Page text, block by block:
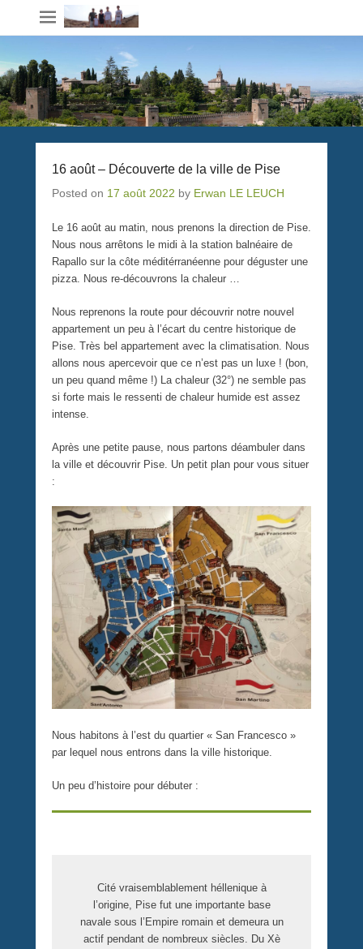
16 août – Découverte de la ville de Pise
Posted on 17 août 2022 by Erwan LE LEUCH
Le 16 août au matin, nous prenons la direction de Pise.
Nous nous arrêtons le midi à la station balnéaire de
Rapallo sur la côte méditérranéenne pour déguster une
pizza. Nous re-découvrons la chaleur …
Nous reprenons la route pour découvrir notre nouvel
appartement un peu à l’écart du centre historique de
Pise. Très bel appartement avec la climatisation. Nous
allons nous apercevoir que ce n’est pas un luxe ! (bon,
un peu quand même !) La chaleur (32°) ne semble pas
si forte mais le ressenti de chaleur humide est assez
intense.
Après une petite pause, nous partons déambuler dans
la ville et découvrir Pise. Un petit plan pour vous situer
:
Nous habitons à l’est du quartier « San Francesco »
par lequel nous entrons dans la ville historique.
Un peu d’histoire pour débuter :
Cité vraisemblablement héllenique à
l’origine, Pise fut une importante base
navale sous l’Empire romain et demeura un
actif pendant de nombreux siècles. Du Xè